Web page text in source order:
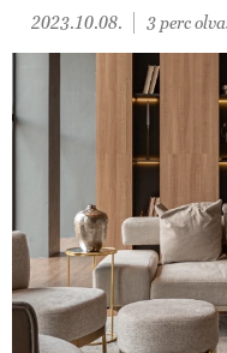
2023.10.08. 3 perc